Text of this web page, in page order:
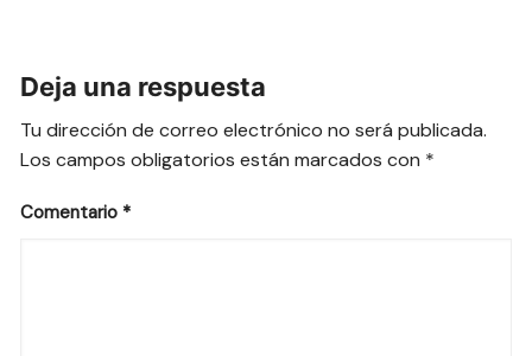
Deja una respuesta
Tu dirección de correo electrónico no será publicada.
Los campos obligatorios están marcados con *
Comentario *